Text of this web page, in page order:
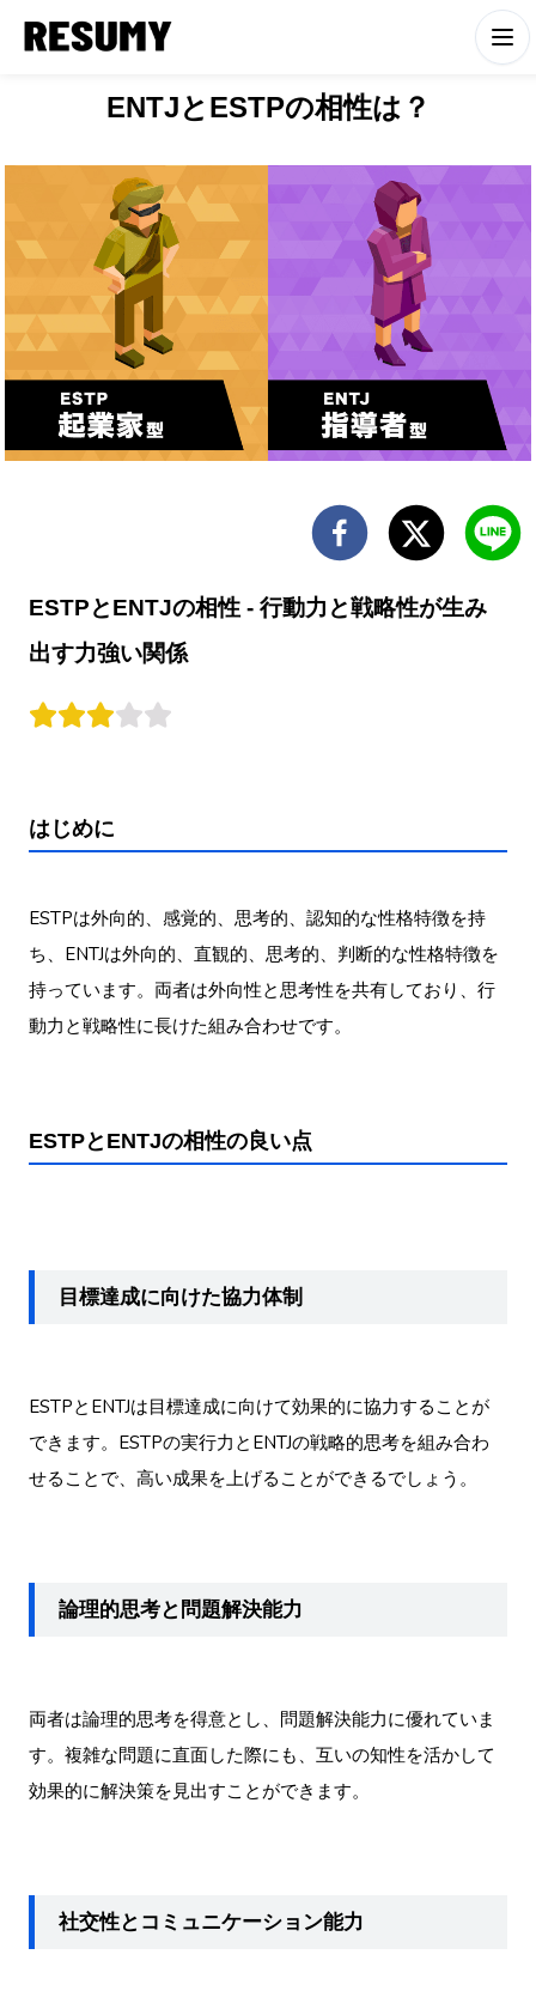
ENTJとESTPの相性は？
ESTPとENTJの相性 - 行動力と戦略性が生み
出す力強い関係
はじめに
ESTPは外向的、感覚的、思考的、認知的な性格特徴を持
ち、ENTJは外向的、直観的、思考的、判断的な性格特徴を
持っています。両者は外向性と思考性を共有しており、行
動力と戦略性に長けた組み合わせです。
ESTPとENTJの相性の良い点
目標達成に向けた協力体制
ESTPとENTJは目標達成に向けて効果的に協力することが
できます。ESTPの実行力とENTJの戦略的思考を組み合わ
せることで、高い成果を上げることができるでしょう。
論理的思考と問題解決能力
両者は論理的思考を得意とし、問題解決能力に優れていま
す。複雑な問題に直面した際にも、互いの知性を活かして
効果的に解決策を見出すことができます。
社交性とコミュニケーション能力